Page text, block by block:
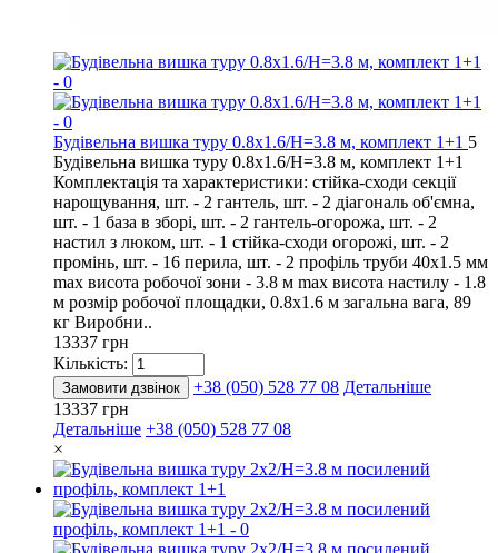
Будівельна вишка туру 0.8х1.6/Н=3.8 м, комплект 1+1 5
Будівельна вишка туру 0.8х1.6/Н=3.8 м, комплект 1+1
Комплектація та характеристики: стійка-сходи секції
нарощування, шт. - 2 гантель, шт. - 2 діагональ об'ємна,
шт. - 1 база в зборі, шт. - 2 гантель-огорожа, шт. - 2
настил з люком, шт. - 1 стійка-сходи огорожі, шт. - 2
промінь, шт. - 16 перила, шт. - 2 профіль труби 40х1.5 мм
max висота робочої зони - 3.8 м max висота настилу - 1.8
м розмір робочої площадки, 0.8х1.6 м загальна вага, 89
кг Виробни..
13337 грн
Кількість:
Замовити дзвінок +38 (050) 528 77 08 Детальніше
13337 грн
Детальніше +38 (050) 528 77 08
×